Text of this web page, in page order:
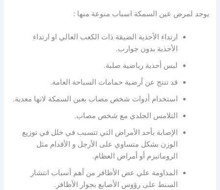
يوجد لمرض عين السمكة اسباب منوعة منها :
ارتداء الأحذية الضيقة ذات الكعب العالي او ارتداء
الأحذية بدون جوارب.
لبس أحذية رياضية صلبة.
قد تنتج عن أرضية حمامات السباحة العامة.
استخدام أدوات شخص مصاب بعين السمكة لانها معدية.
التلامس الجلدي مع شخص مصاب.
الإصابة بأحد الأمراض التي تتسبب في خلل في توزيع
الوزن بشكل متساوي على الأرجل و الأقدام مثل
الروماتيزم أو أمراض العظام.
المداومة علي عض الأظافر من أهم أسباب انتشار
السنط على رؤوس الأصابع بجوار الأظافر.